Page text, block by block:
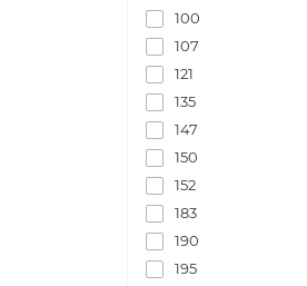
100
107
121
135
147
150
152
183
190
195